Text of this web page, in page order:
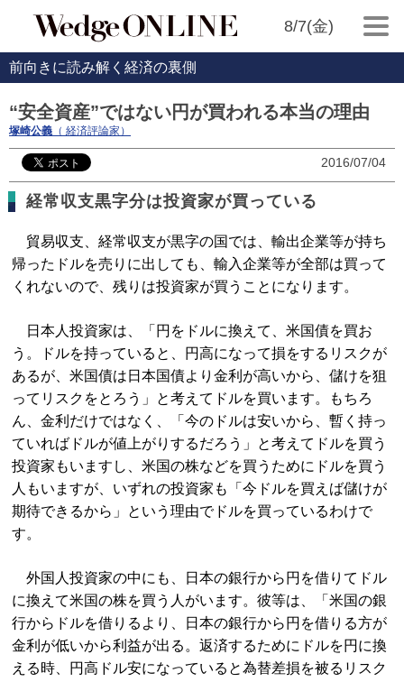
8/7(金)
前向きに読み解く経済の裏側
“安全資産”ではない円が買われる本当の理由
塚崎公義 （ 経済評論家）
2016/07/04
経常収支黒字分は投資家が買っている
貿易収支、経常収支が黒字の国では、輸出企業等が持ち
帰ったドルを売りに出しても、輸入企業等が全部は買って
くれないので、残りは投資家が買うことになります。
日本人投資家は、「円をドルに換えて、米国債を買お
う。ドルを持っていると、円高になって損をするリスクが
あるが、米国債は日本国債より金利が高いから、儲けを狙
ってリスクをとろう」と考えてドルを買います。もちろ
ん、金利だけではなく、「今のドルは安いから、暫く持っ
ていればドルが値上がりするだろう」と考えてドルを買う
投資家もいますし、米国の株などを買うためにドルを買う
人もいますが、いずれの投資家も「今ドルを買えば儲けが
期待できるから」という理由でドルを買っているわけで
す。
外国人投資家の中にも、日本の銀行から円を借りてドル
に換えて米国の株を買う人がいます。彼等は、「米国の銀
行からドルを借りるより、日本の銀行から円を借りる方が
金利が低いから利益が出る。返済するためにドルを円に換
える時、円高ドル安になっていると為替差損を被るリスク